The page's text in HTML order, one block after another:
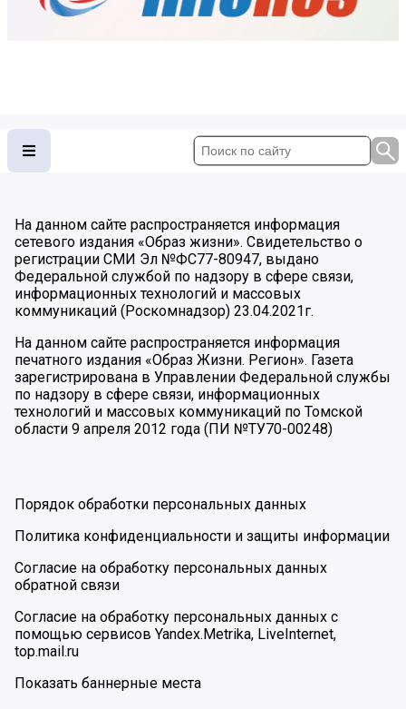
На данном сайте распространяется информация
сетевого издания «Образ жизни». Свидетельство о
регистрации СМИ Эл №ФС77-80947, выдано
Федеральной службой по надзору в сфере связи,
информационных технологий и массовых
коммуникаций (Роскомнадзор) 23.04.2021г.
На данном сайте распространяется информация
печатного издания «Образ Жизни. Регион». Газета
зарегистрирована в Управлении Федеральной службы
по надзору в сфере связи, информационных
технологий и массовых коммуникаций по Томской
области 9 апреля 2012 года (ПИ №ТУ70-00248)
Порядок обработки персональных данных
Политика конфиденциальности и защиты информации
Согласие на обработку персональных данных
обратной связи
Согласие на обработку персональных данных с
помощью сервисов Yandex.Metrika, LiveInternet,
top.mail.ru
Показать баннерные места